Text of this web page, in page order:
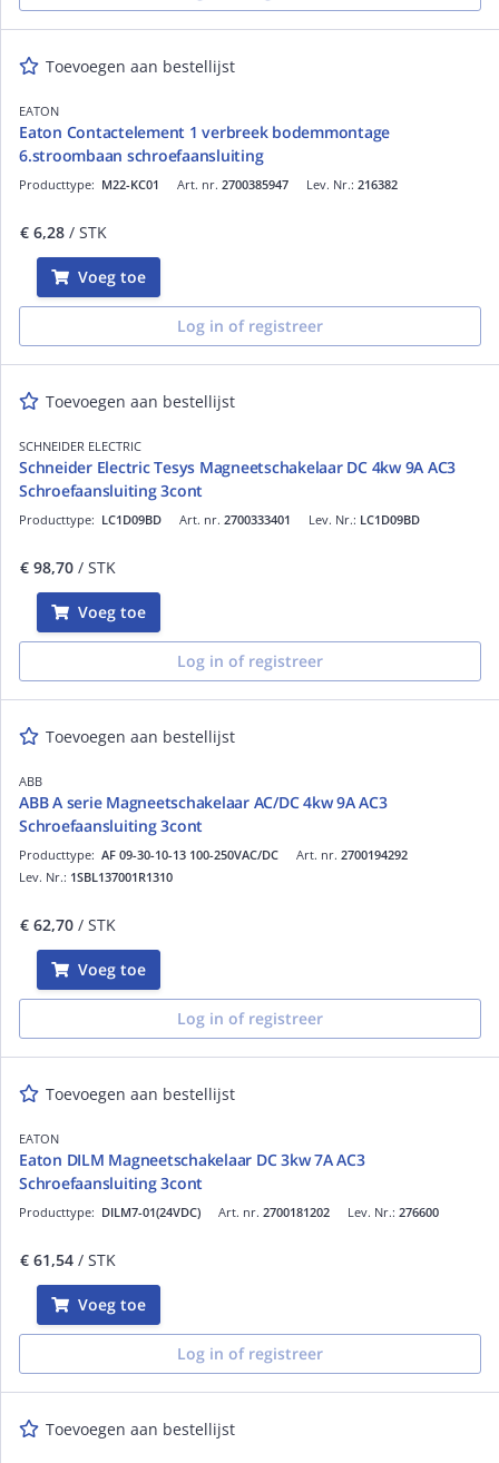
Toevoegen aan bestellijst
EATON
Eaton Contactelement 1 verbreek bodemmontage
6.stroombaan schroefaansluiting
Art. nr. 2700385947
Producttype: M22-KC01 Lev. Nr.: 216382
€ 6,28 / STK
Voeg toe
Log in of registreer
Toevoegen aan bestellijst
SCHNEIDER ELECTRIC
Schneider Electric Tesys Magneetschakelaar DC 4kw 9A AC3
Schroefaansluiting 3cont
Art. nr. 2700333401
Producttype: LC1D09BD Lev. Nr.: LC1D09BD
€ 98,70 / STK
Voeg toe
Log in of registreer
Toevoegen aan bestellijst
ABB
ABB A serie Magneetschakelaar AC/DC 4kw 9A AC3
Schroefaansluiting 3cont
Art. nr. 2700194292
Producttype: AF 09-30-10-13 100-250VAC/DC
Lev. Nr.: 1SBL137001R1310
€ 62,70 / STK
Voeg toe
Log in of registreer
Toevoegen aan bestellijst
EATON
Eaton DILM Magneetschakelaar DC 3kw 7A AC3
Schroefaansluiting 3cont
Art. nr. 2700181202
Producttype: DILM7-01(24VDC) Lev. Nr.: 276600
€ 61,54 / STK
Voeg toe
Log in of registreer
Toevoegen aan bestellijst